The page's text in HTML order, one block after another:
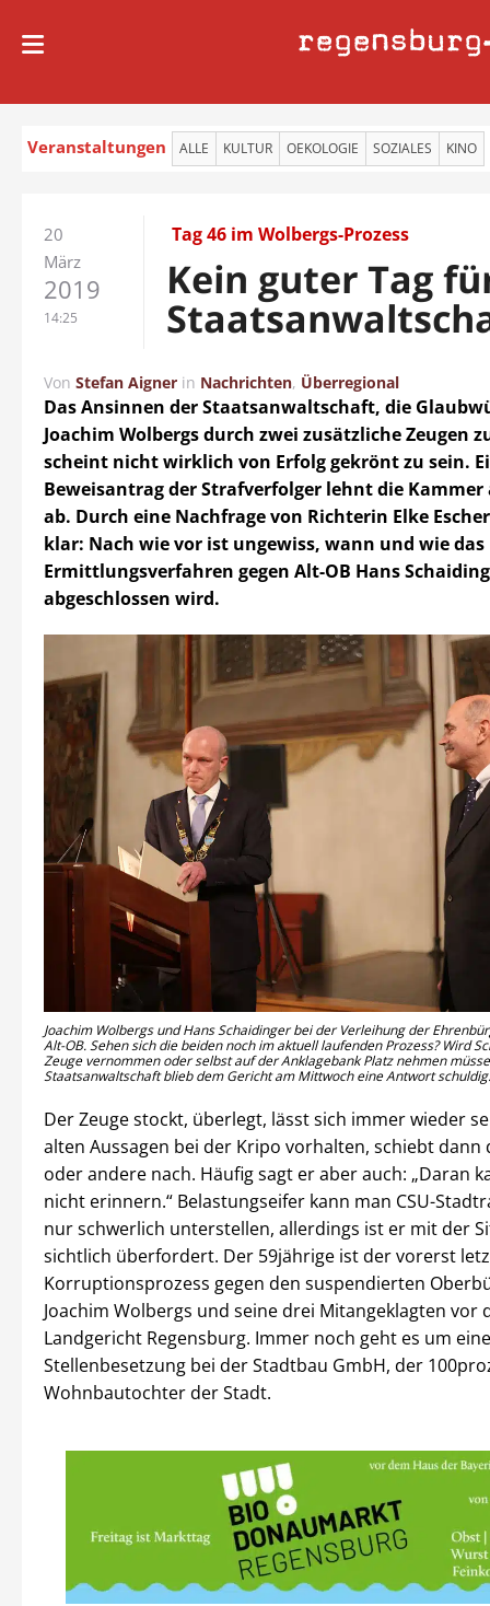
regensburg
Veranstaltungen ALLE KULTUR OEKOLOGIE SOZIALES KINO
20
März
2019
14:25
Tag 46 im Wolbergs-Prozess
Kein guter Tag
Von Stefan Aigner in Nachrichten, Überregional
Das Ansinnen der Staatsanwaltschaft, die
Joachim Wolbergs durch zwei zusätzliche Zeugen
scheint nicht wirklich von Erfolg gekrönt zu sein.
Beweisantrag der Strafverfolger lehnt die
ab. Durch eine Nachfrage von Richterin Elke
klar: Nach wie vor ist ungewiss, wann und wie das
Ermittlungsverfahren gegen Alt-OB Hans
abgeschlossen wird.
Joachim Wolbergs und Hans Schaidinger bei der Verleihung der
Alt-OB. Sehen sich die beiden noch im aktuell laufenden Prozess? Wird
Zeuge vernommen oder selbst auf der Anklagebank Platz nehmen
Staatsanwaltschaft blieb dem Gericht am Mittwoch eine Antwort
Der Zeuge stockt, überlegt, lässt sich immer wieder
alten Aussagen bei der Kripo vorhalten, schiebt dann
oder andere nach. Häufig sagt er aber auch: „Daran
nicht erinnern.“ Belastungseifer kann man CSU-
nur schwerlich unterstellen, allerdings ist er mit der
sichtlich überfordert. Der 59jährige ist der vorerst
Korruptionsprozess gegen den suspendierten
Joachim Wolbergs und seine drei Mitangeklagten vor
Landgericht Regensburg. Immer noch geht es um eine
Stellenbesetzung bei der Stadtbau GmbH, der
Wohnbautochter der Stadt.